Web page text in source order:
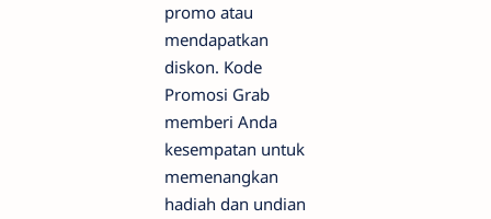
promo atau
mendapatkan
diskon. Kode
Promosi Grab
memberi Anda
kesempatan untuk
memenangkan
hadiah dan undian